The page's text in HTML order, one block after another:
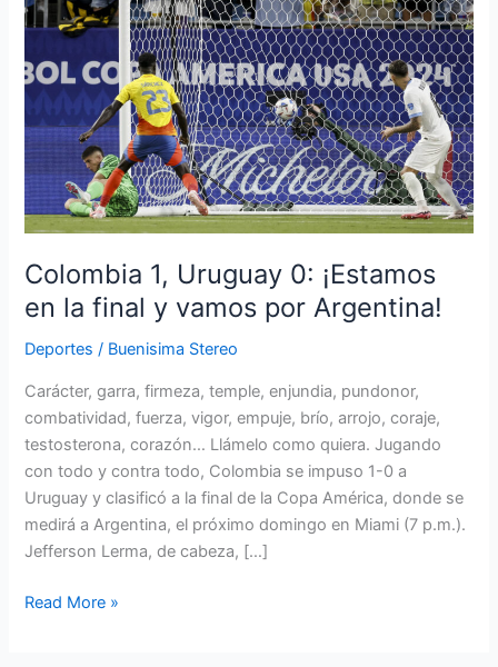
Colombia 1, Uruguay 0: ¡Estamos
en la final y vamos por Argentina!
Deportes / Buenisima Stereo
Carácter, garra, firmeza, temple, enjundia, pundonor,
combatividad, fuerza, vigor, empuje, brío, arrojo, coraje,
testosterona, corazón… Llámelo como quiera. Jugando
con todo y contra todo, Colombia se impuso 1-0 a
Uruguay y clasificó a la final de la Copa América, donde se
medirá a Argentina, el próximo domingo en Miami (7 p.m.).
Jefferson Lerma, de cabeza, […]
1,
0:
¡Estamos
en
la
final
y
vamos
por
Argentina!
Read More »